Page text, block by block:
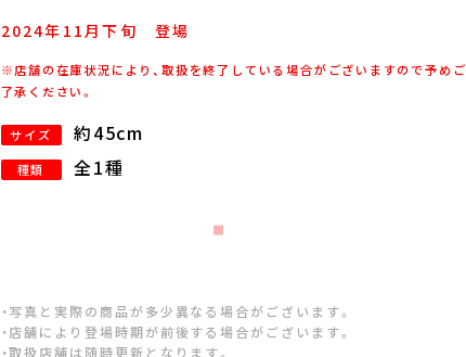
2024年 11月下旬 登場
※店舗の在庫状況により、取扱を終了している場合がございますので予めご
了承ください。
サイズ 約45cm
種類 全1種
・写真と実際の商品が多少異なる場合がございます。
・店舗により登場時期が前後する場合がございます。
・取扱店舗は随時更新となります。